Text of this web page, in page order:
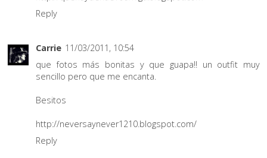
Reply
Carrie 11/03/2011, 10:54
que fotos más bonitas y que guapa!! un outfit muy
sencillo pero que me encanta.
Besitos
http://neversaynever1210.blogspot.com/
Reply